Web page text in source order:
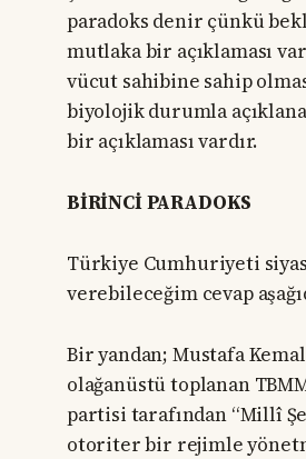
paradoks denir çünkü
mutlaka bir açıklaması
vücut sahibine sahip
biyolojik durumla
bir açıklaması vardır.
BİRİNCİ PARADOKS
Türkiye Cumhuriyeti
verebileceğim cevap
Bir yandan; Mustafa
olağanüstü toplanan
partisi tarafından “Millî
otoriter bir rejimle